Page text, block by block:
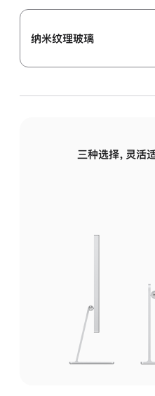
纳米纹理玻璃
三种选择，灵活